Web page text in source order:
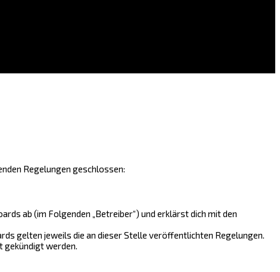
Regelungen geschlossen:
ab (im Folgenden „Betreiber“) und erklärst dich mit den
gelten jeweils die an dieser Stelle veröffentlichten Regelungen.
gekündigt werden.